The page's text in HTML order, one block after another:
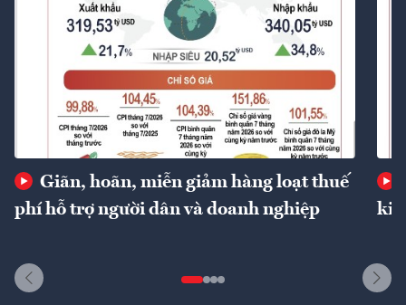
Giãn, hoãn, miễn giảm hàng loạt thuế
phí hỗ trợ người dân và doanh nghiệp